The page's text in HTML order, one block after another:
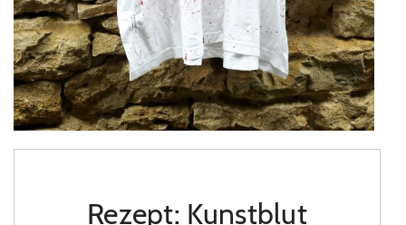
Rezept: Kunstblut